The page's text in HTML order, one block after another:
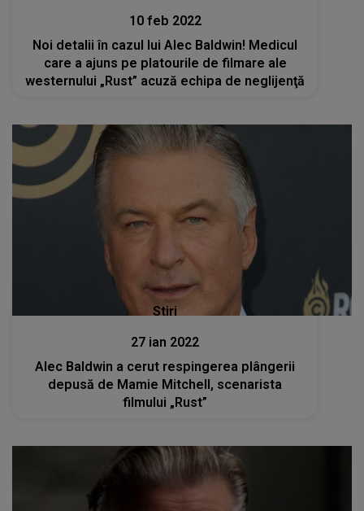
10 feb 2022
Noi detalii în cazul lui Alec Baldwin! Medicul
care a ajuns pe platourile de filmare ale
westernului „Rust” acuză echipa de neglijenţă
Stiri
27 ian 2022
Alec Baldwin a cerut respingerea plângerii
depusă de Mamie Mitchell, scenarista
filmului „Rust”